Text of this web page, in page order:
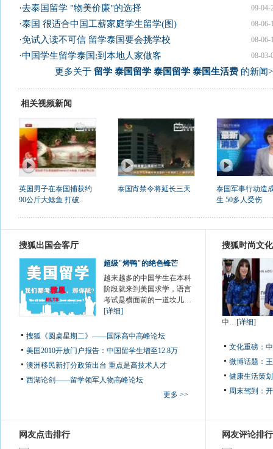
09-04-
·去泰国留学 "物美价廉"的选择
08-06-
·泰国 很适合中国工薪家庭学生留学(图)
08-06-
·免试入读不可信 留学泰国要会挑学校
08-03-
·中国学生留学泰国:到本地人家做客
更多关于 留学 泰国留学 泰国留学 泰国生活费的新闻
相关视频新闻
英国男子在泰国捕获约
90公斤大鲶鱼 打破..
泰国宵禁令将延长三天
泰国军事行动造
生 50多人受伤
搜狐出国会客厅
超级"烤鸭"的绝色锋芒
越来越多的中国学生在本科
阶段就来到美国求学，语言
考试是横面前的一道坎儿…
[详细]
搜狐《圆桌星期二》——国际高中高峰论坛
美国2010开放门户报告：中国留学生增至12.8万
澳洲移民新打分政策出台 重点是高技术人才
西湖论剑——留学领军人物高峰论坛
更多 >>
搜狐时尚文
中…[详细]
文化重磅：
微博话题：
健康生活策
周末驾到：
网友点击排行 网友评论排行